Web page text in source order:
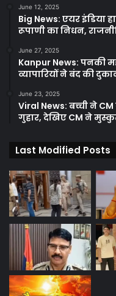
June 12, 2025
Big News: एयर इंडिया
रूपाणी का निधन,
June 27, 2025
Kanpur News: पनकी
व्यापारियों ने बंद की
June 23, 2025
Viral News: बच्ची ने
गुहार, देखिए CM ने
Last Modified Posts